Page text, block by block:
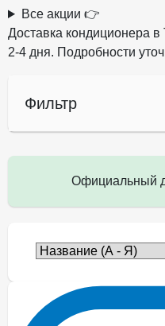
Все акции 👉
Доставка кондиционера
2-4 дня. Подробности
Фильтр
Официальный